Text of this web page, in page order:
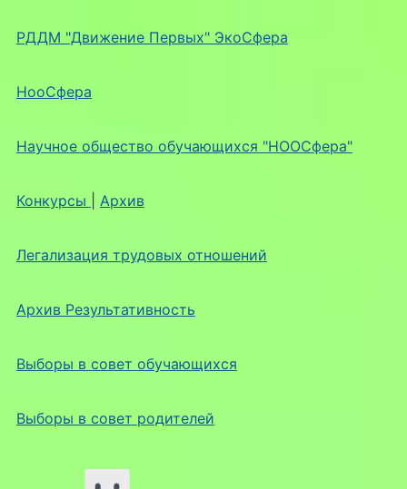
РДДМ "Движение Первых" ЭкоСфера
НооСфера
Научное общество обучающихся "НООСфера"
Конкурсы Архив
Легализация трудовых отношений
Архив Результативность
Выборы в совет обучающихся
Выборы в совет родителей